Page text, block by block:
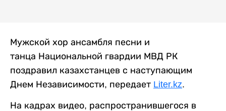
Мужской хор ансамбля песни и
танца Национальной гвардии МВД РК
поздравил казахстанцев с наступающим
Днем Независимости, передает Liter.kz.
На кадрах видео, распространившегося в